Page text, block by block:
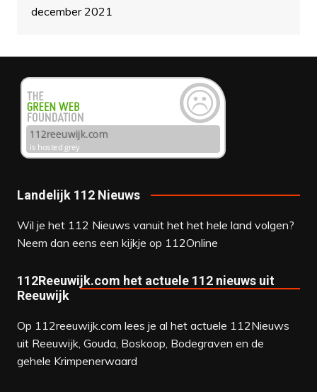
december 2021
Landelijk 112 Nieuws
Wil je het 112 Nieuws vanuit het het hele land volgen?
Neem dan eens een kijkje op 112Online
112Reeuwijk.com het actuele 112 nieuws uit
Reeuwijk
Op 112reeuwijk.com lees je al het actuele 112Nieuws
uit Reeuwijk, Gouda, Boskoop, Bodegraven en de
gehele Krimpenerwaard